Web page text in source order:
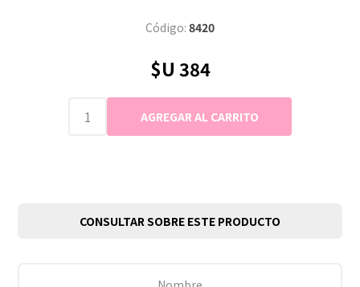
Código: 8420
$U 384
CONSULTAR SOBRE ESTE PRODUCTO